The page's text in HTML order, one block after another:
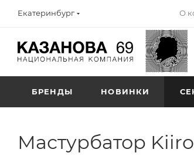
Екатеринбург О
БРЕНДЫ НОВИНКИ
Мастурбатор